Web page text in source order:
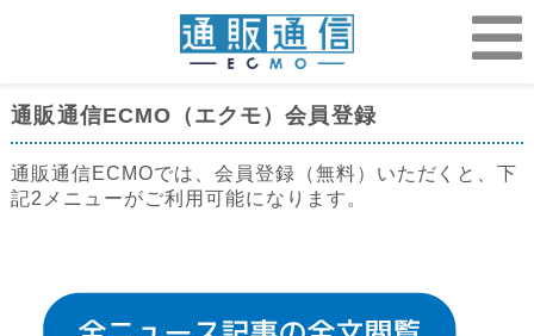
通販通信ECMO（エクモ）会員登録
通販通信ECMOでは、会員登録（無料）いただくと、下
記2メニューがご利用可能になります。